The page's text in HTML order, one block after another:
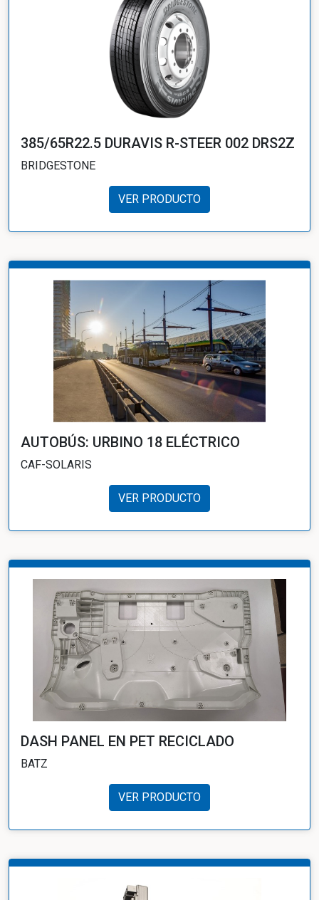
385/65R22.5 DURAVIS R-STEER 002 DRS2Z
BRIDGESTONE
VER PRODUCTO
AUTOBÚS: URBINO 18 ELÉCTRICO
CAF-SOLARIS
VER PRODUCTO
DASH PANEL EN PET RECICLADO
BATZ
VER PRODUCTO